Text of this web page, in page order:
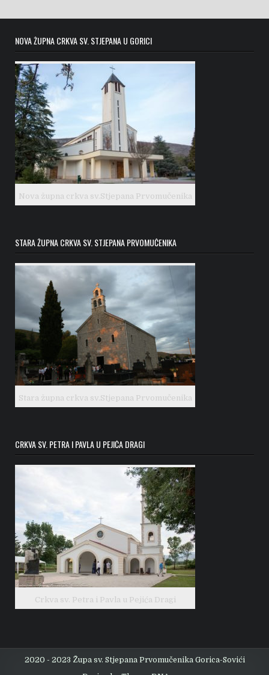
NOVA ŽUPNA CRKVA SV. STJEPANA U GORICI
Nova župna crkva sv.Stjepana Prvomučenika
STARA ŽUPNA CRKVA SV. STJEPANA PRVOMUČENIKA
Stara župna crkva sv.Stjepana Prvomučenika
CRKVA SV. PETRA I PAVLA U PEJIĆA DRAGI
Crkva sv. Petra i Pavla u Pejića Dragi
2020 - 2023 Župa sv. Stjepana Prvomučenika Gorica-Sovići